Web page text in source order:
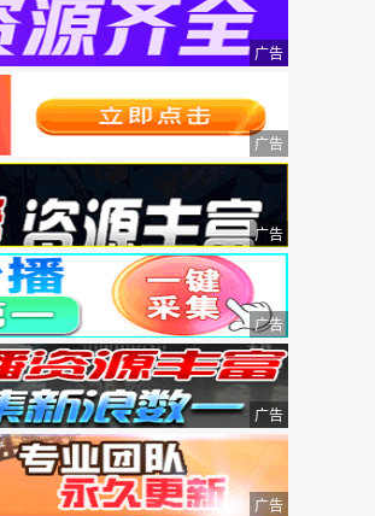
广告
广告
广告
广告
广告
广告